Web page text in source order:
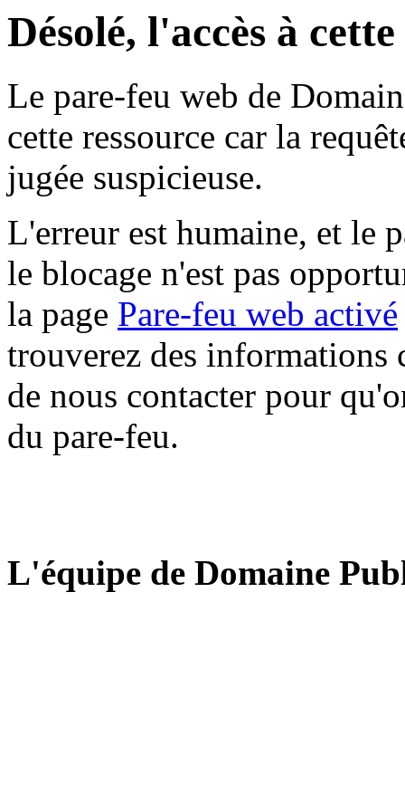
Désolé, l'accès à
Le pare-feu web de
cette ressource car la
jugée suspicieuse.
L'erreur est humaine, et le
le blocage n'est pas
la page Pare-feu web activé
trouverez des informations
de nous contacter pour
du pare-feu.
L'équipe de Domaine